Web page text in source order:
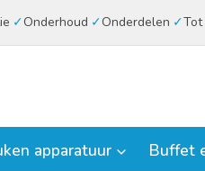
Onderhoud Onderdelen
apparatuur Buffet